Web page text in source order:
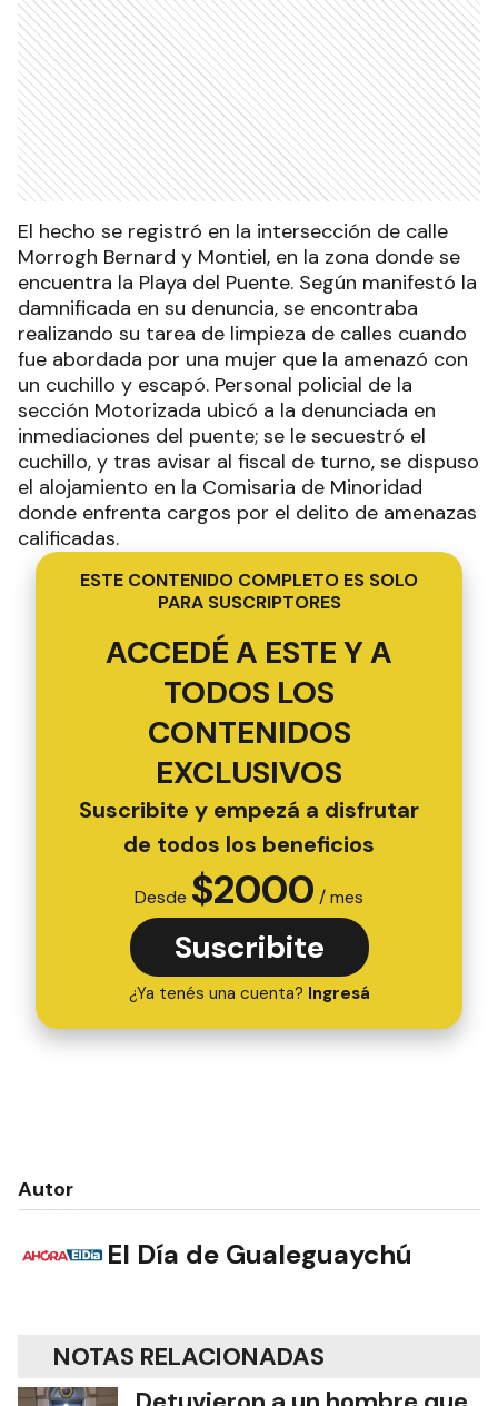
El hecho se registró en la intersección de calle
Morrogh Bernard y Montiel, en la zona donde se
encuentra la Playa del Puente. Según manifestó la
damnificada en su denuncia, se encontraba
realizando su tarea de limpieza de calles cuando
fue abordada por una mujer que la amenazó con
un cuchillo y escapó. Personal policial de la
sección Motorizada ubicó a la denunciada en
inmediaciones del puente; se le secuestró el
cuchillo, y tras avisar al fiscal de turno, se dispuso
el alojamiento en la Comisaria de Minoridad
donde enfrenta cargos por el delito de amenazas
calificadas.
ESTE CONTENIDO COMPLETO ES SOLO
PARA SUSCRIPTORES
ACCEDÉ A ESTE Y A
TODOS LOS
CONTENIDOS
EXCLUSIVOS
Suscribite y empezá a disfrutar
de todos los beneficios
Desde $2000 / mes
Suscribite
¿Ya tenés una cuenta? Ingresá
Autor
El Día de Gualeguaychú
NOTAS RELACIONADAS